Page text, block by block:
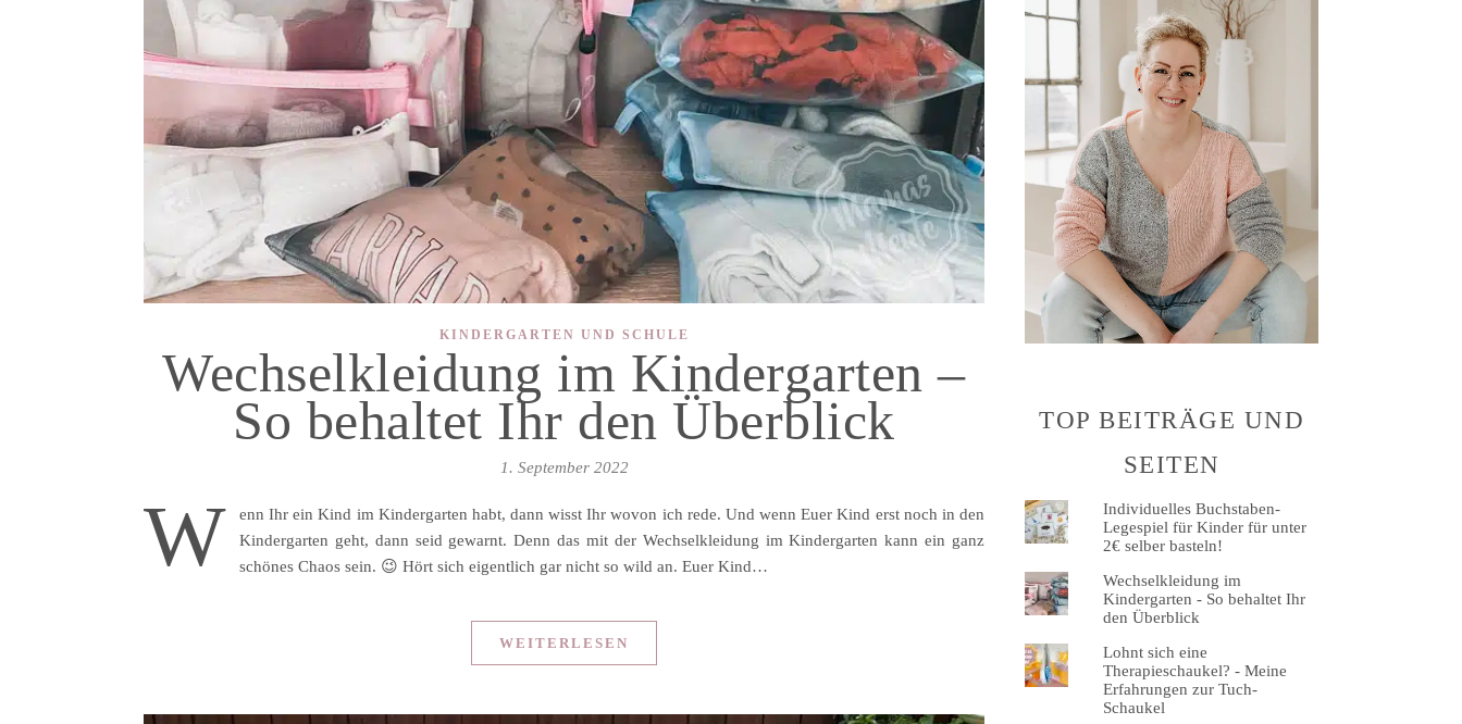
KINDERGARTEN UND SCHULE
Wechselkleidung im Kindergarten –
So behaltet Ihr den Überblick
1. September 2022
W
enn Ihr ein Kind im Kindergarten habt, dann wisst Ihr wovon ich rede. Und wenn Euer Kind erst noch in den
Kindergarten geht, dann seid gewarnt. Denn das mit der Wechselkleidung im Kindergarten kann ein ganz
schönes Chaos sein. 😉 Hört sich eigentlich gar nicht so wild an. Euer Kind…
WEITERLESEN
TOP BEITRÄGE UND
SEITEN
Individuelles Buchstaben-
Legespiel für Kinder für unter
2€ selber basteln!
Wechselkleidung im
Kindergarten - So behaltet Ihr
den Überblick
Lohnt sich eine
Therapieschaukel? - Meine
Erfahrungen zur Tuch-
Schaukel